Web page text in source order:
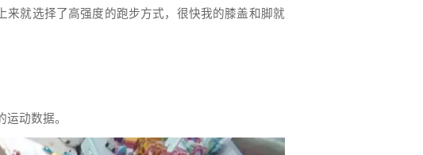
就选择了高强度的跑步方式，很快我的膝盖和脚就
动数据。